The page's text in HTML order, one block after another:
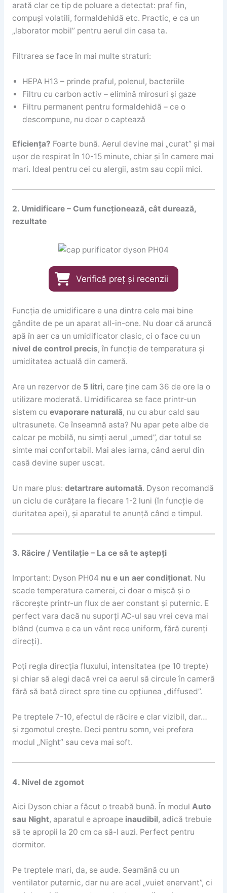
arată clar ce tip de poluare a detectat: praf fin,
compuși volatili, formaldehidă etc. Practic, e ca un
„laborator mobil” pentru aerul din casa ta.
Filtrarea se face în mai multe straturi:
HEPA H13 – prinde praful, polenul, bacteriile
Filtru cu carbon activ – elimină mirosuri și gaze
Filtru permanent pentru formaldehidă – ce o
descompune, nu doar o captează
Eficiența? Foarte bună. Aerul devine mai „curat” și mai
ușor de respirat în 10-15 minute, chiar și în camere mai
mari. Ideal pentru cei cu alergii, astm sau copii mici.
2. Umidificare – Cum funcționează, cât durează,
rezultate
Verifică preț și recenzii
Funcția de umidificare e una dintre cele mai bine
gândite de pe un aparat all-in-one. Nu doar că aruncă
apă în aer ca un umidificator clasic, ci o face cu un
nivel de control precis, în funcție de temperatura și
umiditatea actuală din cameră.
Are un rezervor de 5 litri, care ține cam 36 de ore la o
utilizare moderată. Umidificarea se face printr-un
sistem cu evaporare naturală, nu cu abur cald sau
ultrasunete. Ce înseamnă asta? Nu apar pete albe de
calcar pe mobilă, nu simți aerul „umed”, dar totul se
simte mai confortabil. Mai ales iarna, când aerul din
casă devine super uscat.
Un mare plus: detartrare automată. Dyson recomandă
un ciclu de curățare la fiecare 1-2 luni (în funcție de
duritatea apei), și aparatul te anunță când e timpul.
3. Răcire / Ventilație – La ce să te aștepți
Important: Dyson PH04 nu e un aer condiționat. Nu
scade temperatura camerei, ci doar o mișcă și o
răcorește printr-un flux de aer constant și puternic. E
perfect vara dacă nu suporți AC-ul sau vrei ceva mai
blând (cumva e ca un vânt rece uniform, fără curenți
direcți).
Poți regla direcția fluxului, intensitatea (pe 10 trepte)
și chiar să alegi dacă vrei ca aerul să circule în cameră
fără să bată direct spre tine cu opțiunea „diffused”.
Pe treptele 7-10, efectul de răcire e clar vizibil, dar…
și zgomotul crește. Deci pentru somn, vei prefera
modul „Night” sau ceva mai soft.
4. Nivel de zgomot
Aici Dyson chiar a făcut o treabă bună. În modul Auto
sau Night, aparatul e aproape inaudibil, adică trebuie
să te apropii la 20 cm ca să-l auzi. Perfect pentru
dormitor.
Pe treptele mari, da, se aude. Seamănă cu un
ventilator puternic, dar nu are acel „vuiet enervant”, ci